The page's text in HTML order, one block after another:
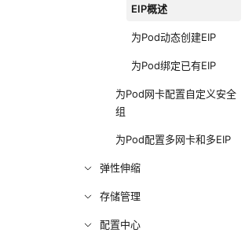
EIP概述
为Pod动态创建EIP
为Pod绑定已有EIP
为Pod网卡配置自定义安全
组
为Pod配置多网卡和多EIP
弹性伸缩
存储管理
配置中心